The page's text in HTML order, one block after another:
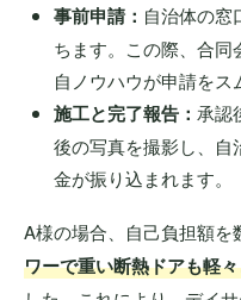
事前申請： 自治体の窓
ちます。この際、合
自ノウハウが申請をス
施工と完了報告： 承認
後の写真を撮影し、自
金が振り込まれます。
A様の場合、自己負担額を
ワーで重い断熱ドアも軽